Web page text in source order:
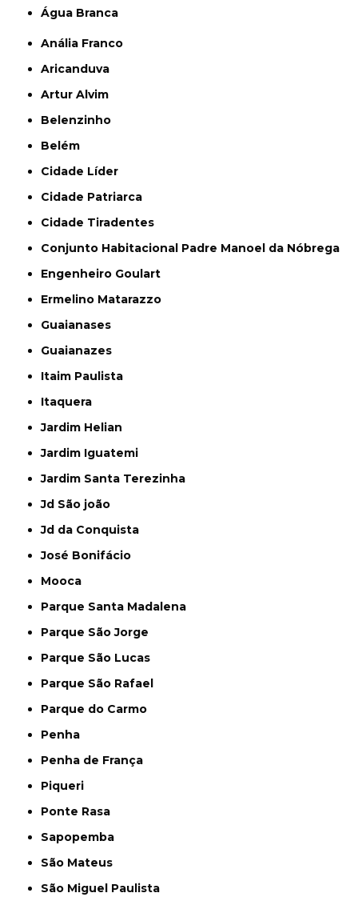
Água Branca
Anália Franco
Aricanduva
Artur Alvim
Belenzinho
Belém
Cidade Líder
Cidade Patriarca
Cidade Tiradentes
Conjunto Habitacional Padre Manoel da Nóbrega
Engenheiro Goulart
Ermelino Matarazzo
Guaianases
Guaianazes
Itaim Paulista
Itaquera
Jardim Helian
Jardim Iguatemi
Jardim Santa Terezinha
Jd São joão
Jd da Conquista
José Bonifácio
Mooca
Parque Santa Madalena
Parque São Jorge
Parque São Lucas
Parque São Rafael
Parque do Carmo
Penha
Penha de França
Piqueri
Ponte Rasa
Sapopemba
São Mateus
São Miguel Paulista